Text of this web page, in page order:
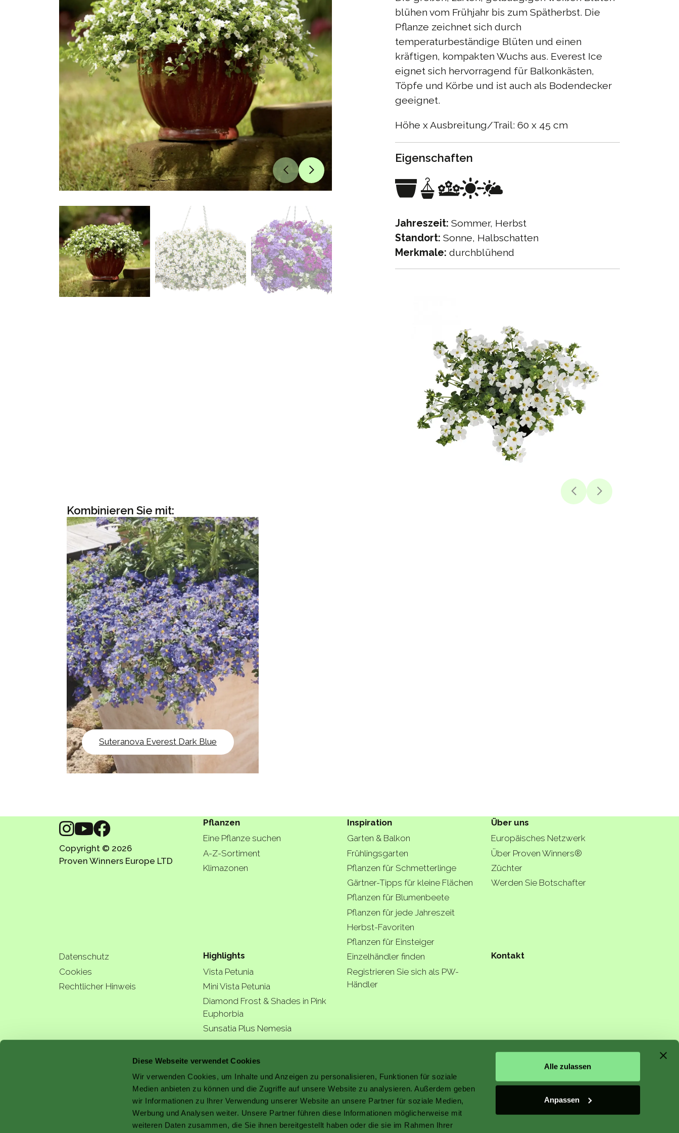
Diese Webseite verwendet Cookies
Wir verwenden Cookies, um Inhalte und Anzeigen zu personalisieren, Funktionen für soziale
Medien anbieten zu können und die Zugriffe auf unsere Website zu analysieren. Außerdem geben
wir Informationen zu Ihrer Verwendung unserer Website an unsere Partner für soziale Medien,
Werbung und Analysen weiter. Unsere Partner führen diese Informationen möglicherweise mit
weiteren Daten zusammen, die Sie ihnen bereitgestellt haben oder die sie im Rahmen Ihrer
Alle zulassen
Anpassen
blühen vom Frühjahr bis zum Spätherbst. Die
Pflanze zeichnet sich durch
temperaturbeständige Blüten und einen
kräftigen, kompakten Wuchs aus. Everest Ice
eignet sich hervorragend für Balkonkästen,
Töpfe und Körbe und ist auch als Bodendecker
geeignet.
Höhe x Ausbreitung/Trail: 60 x 45 cm
Eigenschaften
Jahreszeit: Sommer, Herbst
Standort: Sonne, Halbschatten
Merkmale: durchblühend
Kombinieren Sie mit:
Suteranova Everest Dark Blue
Copyright © 2026
Proven Winners Europe LTD
Pflanzen
Eine Pflanze suchen
A-Z-Sortiment
Klimazonen
Inspiration
Garten & Balkon
Frühlingsgarten
Pflanzen für Schmetterlinge
Gärtner-Tipps für kleine Flächen
Pflanzen für Blumenbeete
Pflanzen für jede Jahreszeit
Herbst-Favoriten
Pflanzen für Einsteiger
Über uns
Europäisches Netzwerk
Über Proven Winners®
Züchter
Werden Sie Botschafter
Datenschutz
Cookies
Rechtlicher Hinweis
Highlights
Vista Petunia
Mini Vista Petunia
Diamond Frost & Shades in Pink
Euphorbia
Sunsatia Plus Nemesia
Hydrangea Arborescens
Einzelhändler finden
Registrieren Sie sich als PW-
Händler
Kontakt
a better garden starts